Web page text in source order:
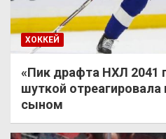
ХОККЕЙ
«Пик драфта НХЛ 2041
шуткой отреагировала
сыном